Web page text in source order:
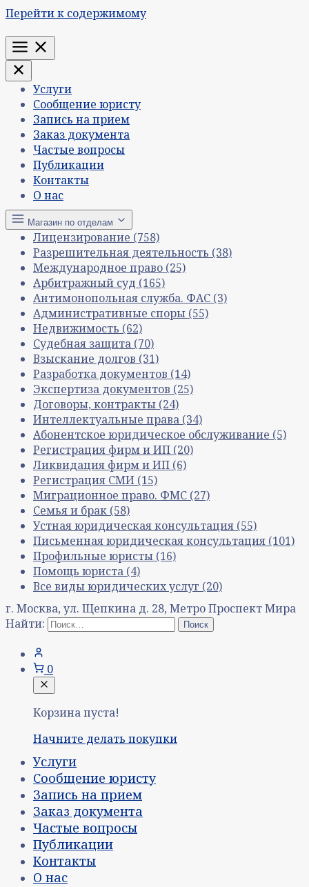
Перейти к содержимому
Меню
Услуги
Сообщение юристу
Запись на прием
Заказ документа
Частые вопросы
Публикации
Контакты
О нас
Магазин по отделам
Лицензирование (758)
Разрешительная деятельность (38)
Международное право (25)
Арбитражный суд (165)
Антимонопольная служба. ФАС (3)
Административные споры (55)
Недвижимость (62)
Судебная защита (70)
Взыскание долгов (31)
Разработка документов (14)
Экспертиза документов (25)
Договоры, контракты (24)
Интеллектуальные права (34)
Абонентское юридическое обслуживание (5)
Регистрация фирм и ИП (20)
Ликвидация фирм и ИП (6)
Регистрация СМИ (15)
Миграционное право. ФМС (27)
Семья и брак (58)
Устная юридическая консультация (55)
Письменная юридическая консультация (101)
Профильные юристы (16)
Помощь юриста (4)
Все виды юридических услуг (20)
г. Москва, ул. Щепкина д. 28, Метро Проспект Мира
Найти:
0
Корзина пуста!
Начните делать покупки
Услуги
Сообщение юристу
Запись на прием
Заказ документа
Частые вопросы
Публикации
Контакты
О нас